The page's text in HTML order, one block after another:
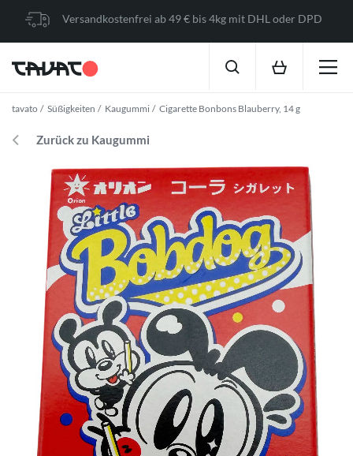
Versandkostenfrei ab 49 € bis 4kg mit DHL oder DPD
tavato Süßigkeiten Kaugummi Cigarette Bonbons Blauberry, 14 g
Zurück zu Kaugummi